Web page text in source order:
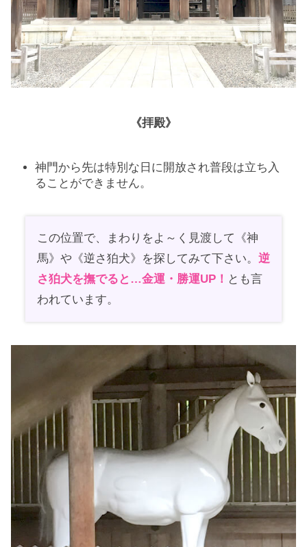
《拝殿》
神門から先は特別な日に開放され普段は立ち入
ることができません。
この位置で、まわりをよ～く見渡して《神
馬》や《逆さ狛犬》を探してみて下さい。 逆
さ狛犬を撫でると…金運・勝運UP！ とも言
われています。